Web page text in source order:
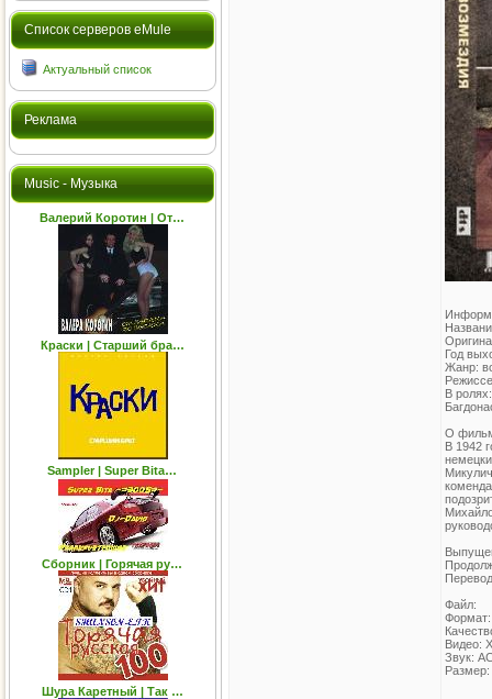
Cписок серверов eMule
Актуальный список
Реклама
Music - Музыка
Валерий Коротин | От…
Краски | Старший бра…
Sampler | Super Bita…
Сборник | Горячая ру…
Шура Каретный | Так …
Год
Жанр:
В
О
В 1942
Файл:
Формат:
Видео:
Звук:
Размер: